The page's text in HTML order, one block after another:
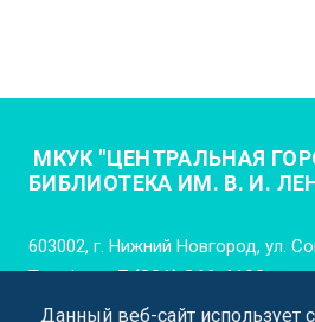
МКУК "ЦЕНТРАЛЬНАЯ
БИБЛИОТЕКА ИМ. В. И.
603002, г. Нижний Новгород, ул.
Телефон:+7 (831) 246-4102
Данный веб-сайт использует